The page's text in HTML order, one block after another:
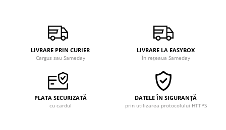
LIVRARE PRIN CURIER
Cargus sau Sameday
LIVRARE LA EASYBOX
În rețeaua Sameday
PLATA SECURIZATĂ
cu cardul
DATELE ÎN SIGURANȚĂ
prin utilizarea protocolului HTTPS